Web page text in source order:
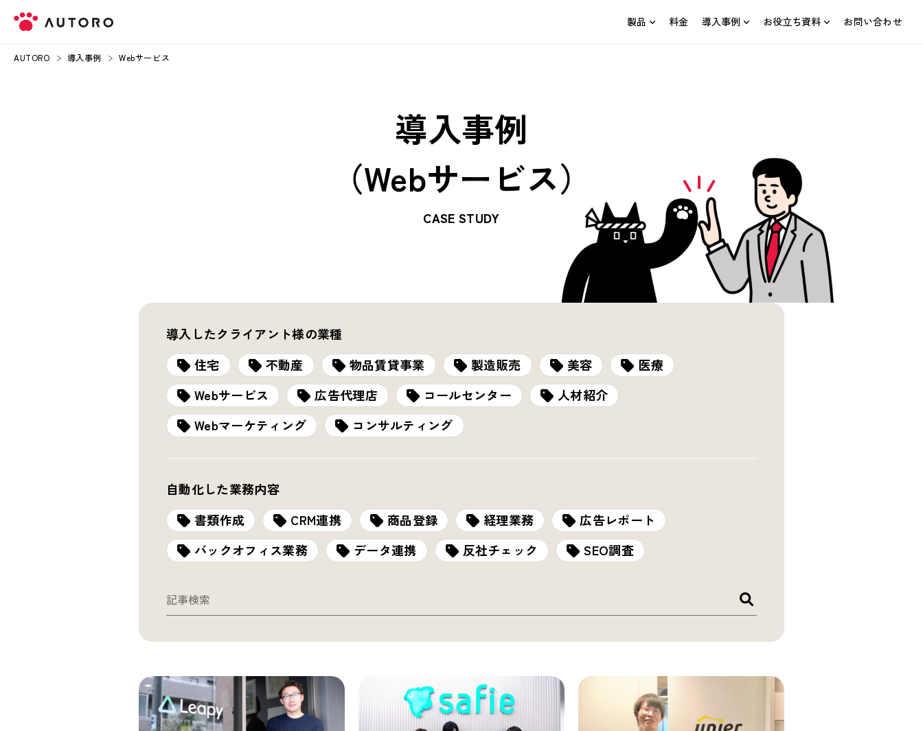
製品 料金 導入事例 お役立ち資料 お問い合わせ
AUTORO 導入事例 Webサービス
導入事例
（Webサービス）
CASE STUDY
導入したクライアント様の業種
住宅
不動産 物品賃貸事業 製造販売 美容
医療
Webサービス
広告代理店 コールセンター
人材紹介
Webマーケティング
コンサルティング
自動化した業務内容
書類作成
CRM連携 商品登録 経理業務
広告レポート
バックオフィス業務
データ連携 反社チェック SEO調査